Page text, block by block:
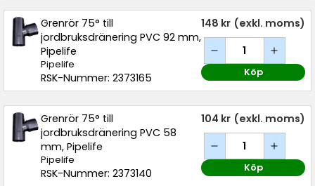
Grenrör 75° till
jordbruksdränering PVC 92 mm,
Pipelife
Pipelife
RSK-Nummer: 2373165
148 kr (exkl. moms)
Köp
Grenrör 75° till
jordbruksdränering PVC 58
mm, Pipelife
Pipelife
RSK-Nummer: 2373140
104 kr (exkl. moms)
Köp